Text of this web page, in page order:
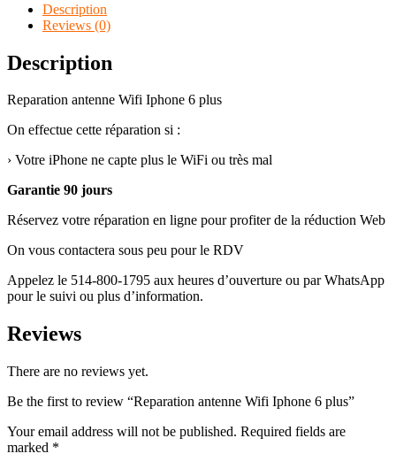
Description
Reviews (0)
Description
Reparation antenne Wifi Iphone 6 plus
On effectue cette réparation si :
› Votre iPhone ne capte plus le WiFi ou très mal
Garantie 90 jours
Réservez votre réparation en ligne pour profiter de la réduction Web
On vous contactera sous peu pour le RDV
Appelez le 514-800-1795 aux heures d’ouverture ou par WhatsApp
pour le suivi ou plus d’information.
Reviews
There are no reviews yet.
Be the first to review “Reparation antenne Wifi Iphone 6 plus”
Your email address will not be published. Required fields are
marked *